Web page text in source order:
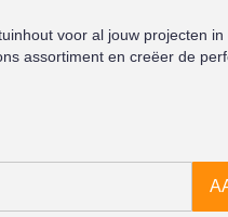
voor al jouw projecten in
assortiment en creëer de